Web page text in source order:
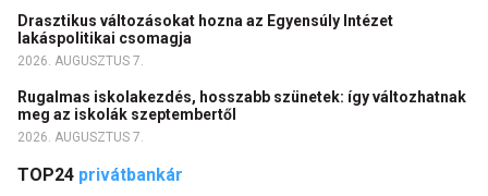
Drasztikus változásokat hozna az Egyensúly Intézet
lakáspolitikai csomagja
2026. AUGUSZTUS 7.
Rugalmas iskolakezdés, hosszabb szünetek: így változhatnak
meg az iskolák szeptembertől
2026. AUGUSZTUS 7.
TOP24 privátbankár